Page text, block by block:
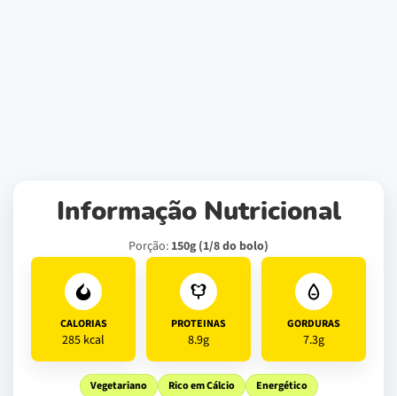
Informação Nutricional
Porção: 150g (1/8 do bolo)
CALORIAS
285 kcal
PROTEINAS
8.9g
GORDURAS
7.3g
Vegetariano Rico em Cálcio
Energético